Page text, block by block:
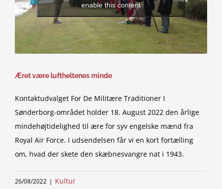
enable this content
Æret være luftheltenes minde
Kontaktudvalget For De Militære Traditioner I
Sønderborg-området holder 18. August 2022 den årlige
mindehøjtidelighed til ære for syv engelske mænd fra
Royal Air Force. I udsendelsen får vi en kort fortælling
om, hvad der skete den skæbnesvangre nat i 1943.
26/08/2022 | Kultur